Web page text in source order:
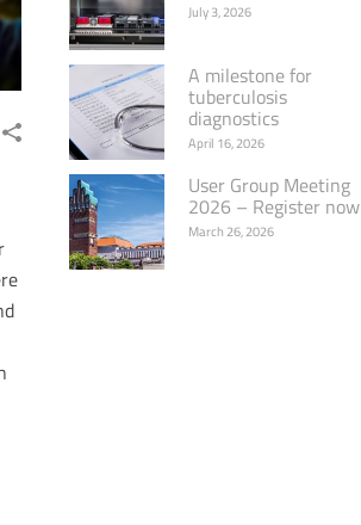
July 3, 2026
A milestone for
tuberculosis
diagnostics
April 16, 2026
User Group Meeting
2026 – Register now
March 26, 2026